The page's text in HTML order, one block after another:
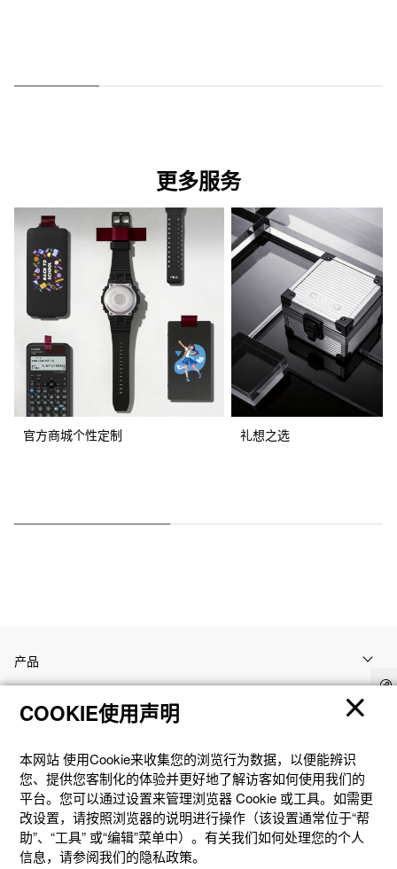
更多服务
官方商城个性定制 礼想之选
产品
客户支持
资讯
社交媒体
COOKIE使用声明
本网站 使⽤Cookie来收集您的浏览⾏为数据，以便能辨识
您、提供您客制化的体验并更好地了解访客如何使⽤我们的
平台。您可以通过设置来管理浏览器 Cookie 或⼯具。如需更
改设置，请按照浏览器的说明进⾏操作（该设置通常位于“帮
助”、“⼯具” 或“编辑”菜单中）。有关我们如何处理您的个⼈
信息，请参阅我们的隐私政策。